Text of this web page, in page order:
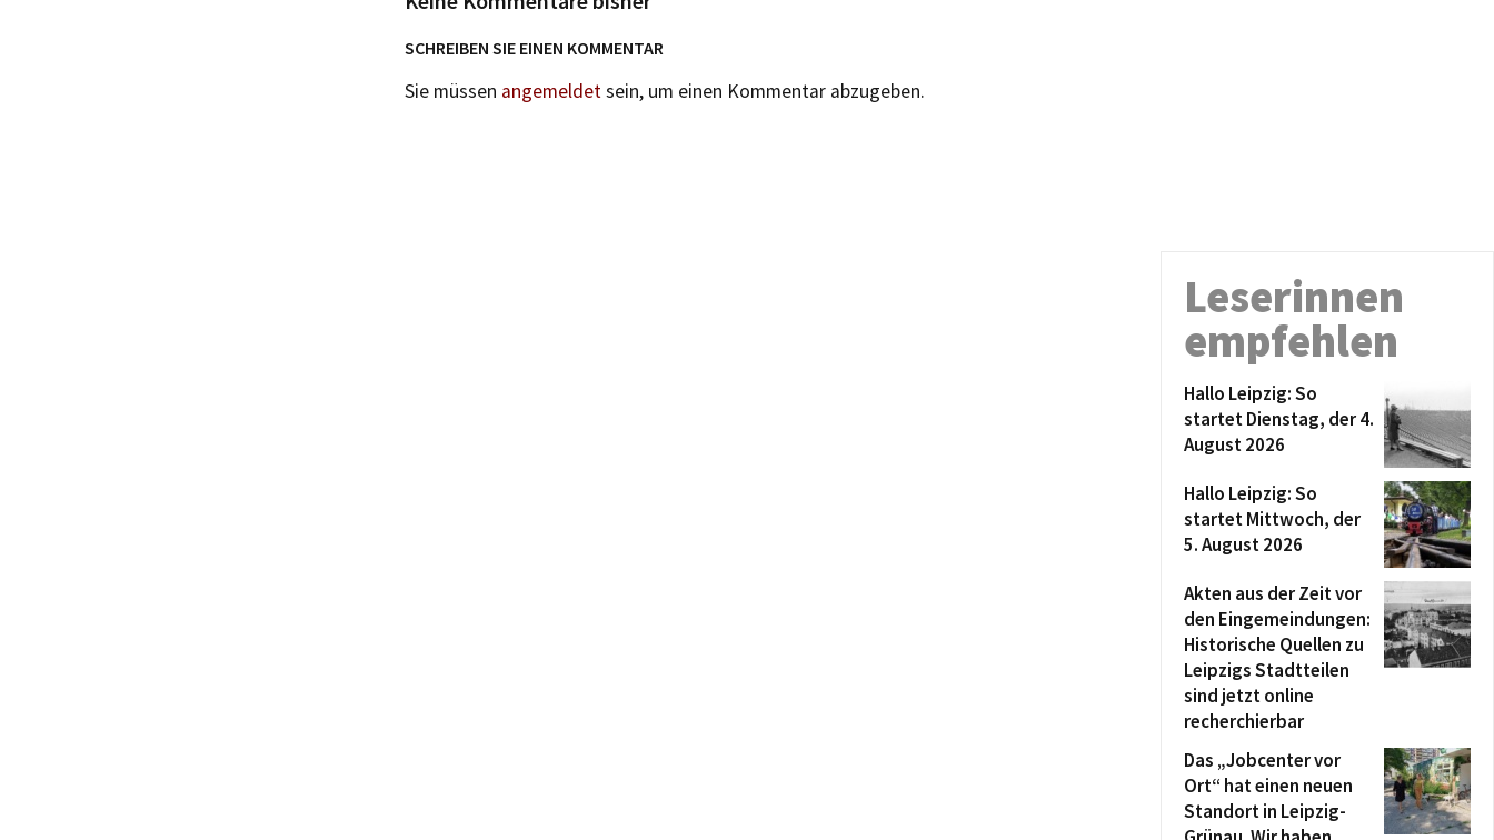
SCHREIBEN SIE EINEN KOMMENTAR
Sie müssen angemeldetsein, um einen Kommentar abzugeben.
Leserinnen
empfehlen
Hallo Leipzig: So
startet Dienstag, der 4.
August 2026
Hallo Leipzig: So
startet Mittwoch, der
5. August 2026
Akten aus der Zeit vor
den Eingemeindungen:
Historische Quellen zu
Leipzigs Stadtteilen
sind jetzt online
recherchierbar
Das „Jobcenter vor
Ort“ hat einen neuen
Standort in Leipzig-